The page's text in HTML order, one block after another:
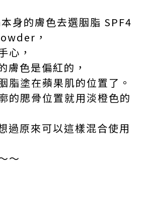
本身的膚色去選胭脂 SPF4
，
心，
膚色是偏紅的，
脂塗在蘋果肌的位置了。
的腮骨位置就用淡橙色的
過原來可以這樣混合使用
～